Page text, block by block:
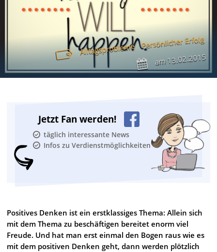
Alltagsprobleme Persönlicher Erfolg
am13.02.2015
Jetzt Fan werden!
täglich interessante News
Infos zu Verdienstmöglichkeiten
Positives Denken ist ein erstklassiges Thema: Allein sich
mit dem Thema zu beschäftigen bereitet enorm viel
Freude. Und hat man erst einmal den Bogen raus wie es
mit dem positiven Denken geht, dann werden plötzlich